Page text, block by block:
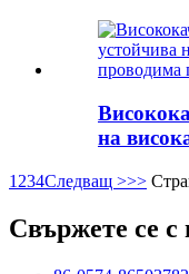
на
1 234Следващ >>>
Свържете се с